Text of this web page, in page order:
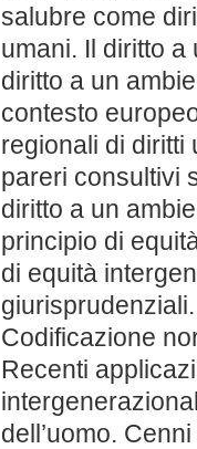
salubre come
umani. Il diritto
diritto a un
contesto
regionali di diritti
pareri consultivi
diritto a un
principio di
di equità
Codificazione
Recenti
dell’uomo.